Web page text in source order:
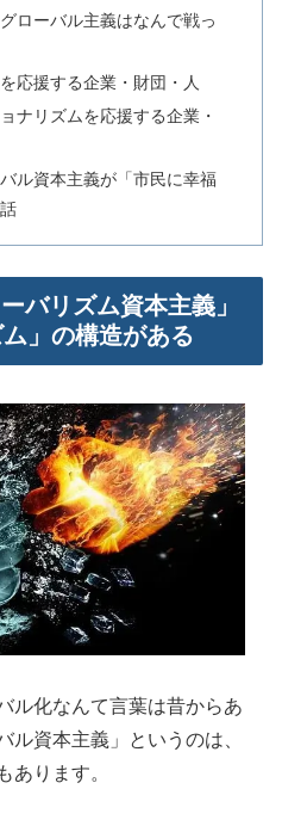
ローバル主義はなんで戦っ
応援する企業・財団・人
ナリズムを応援する企業・
ル資本主義が「市民に幸福
バリズム資本主義」
」の構造がある
ル化なんて言葉は昔からあ
ル資本主義」というのは、
あります。